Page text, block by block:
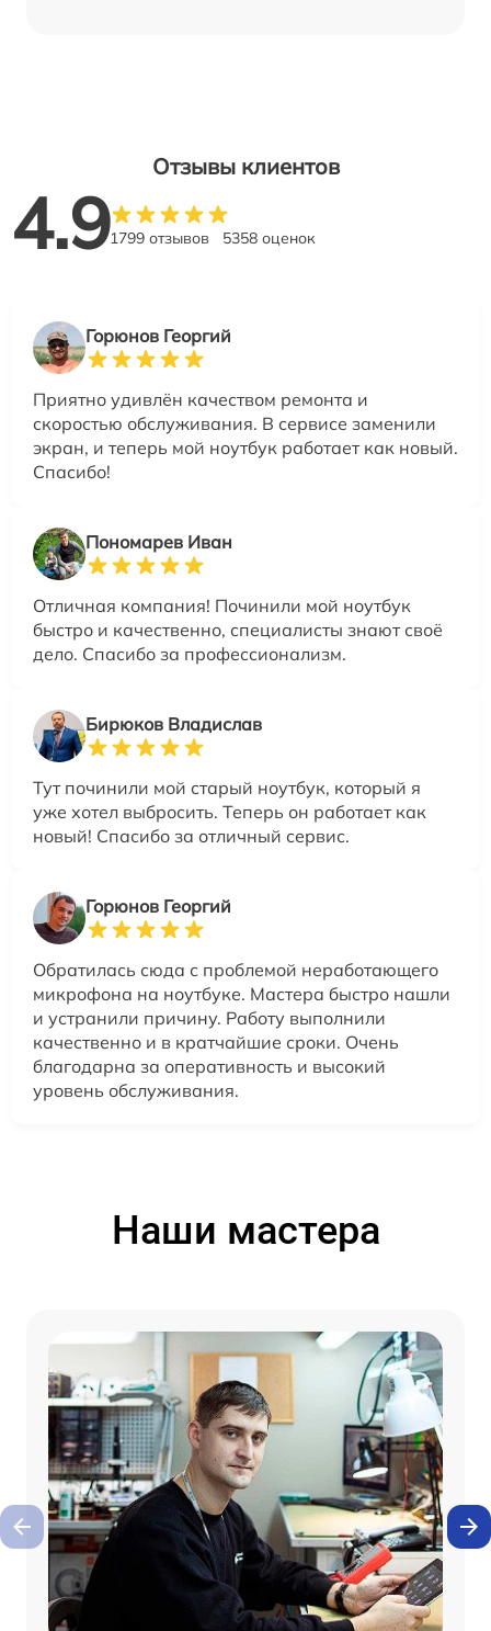
Отзывы клиентов
4.91799 отзывов 5358 оценок
Горюнов Георгий
Приятно удивлён качеством ремонта и
скоростью обслуживания. В сервисе заменили
экран, и теперь мой ноутбук работает как новый.
Спасибо!
Пономарев Иван
Отличная компания! Починили мой ноутбук
быстро и качественно, специалисты знают своё
дело. Спасибо за профессионализм.
Бирюков Владислав
Тут починили мой старый ноутбук, который я
уже хотел выбросить. Теперь он работает как
новый! Спасибо за отличный сервис.
Горюнов Георгий
Обратилась сюда с проблемой неработающего
микрофона на ноутбуке. Мастера быстро нашли
и устранили причину. Работу выполнили
качественно и в кратчайшие сроки. Очень
благодарна за оперативность и высокий
уровень обслуживания.
Наши мастера